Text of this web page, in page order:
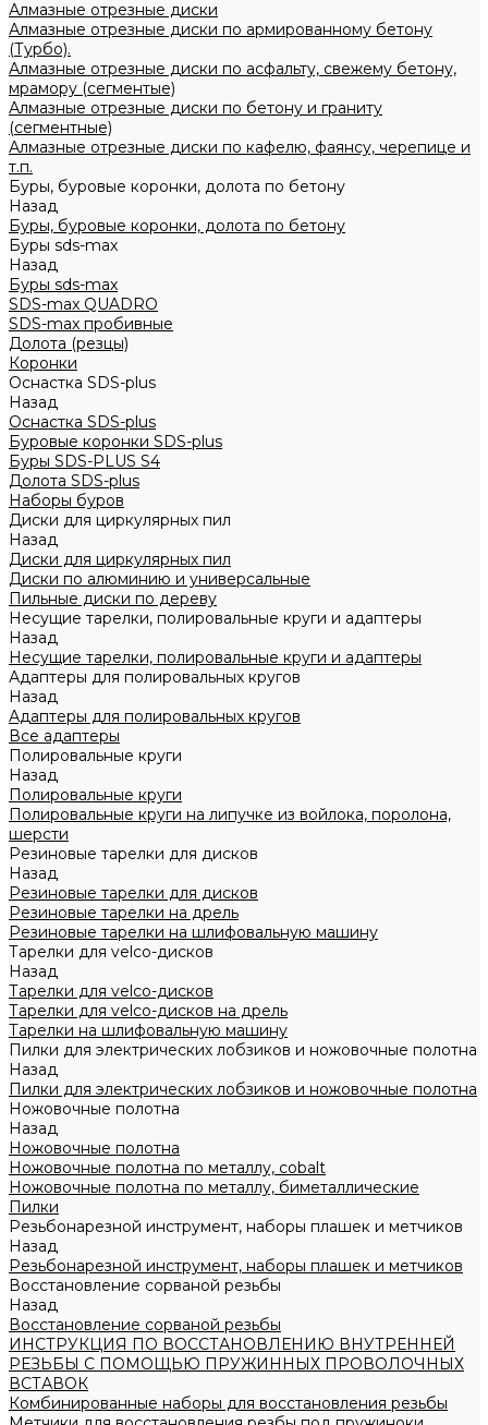
Алмазные отрезные диски
Алмазные отрезные диски по армированному бетону
(Турбо).
Алмазные отрезные диски по асфальту, свежему бетону,
мрамору (сегментые)
Алмазные отрезные диски по бетону и граниту
(сегментные)
Алмазные отрезные диски по кафелю, фаянсу, черепице и
т.п.
Буры, буровые коронки, долота по бетону
Назад
Буры, буровые коронки, долота по бетону
Буры sds-max
Назад
Буры sds-max
SDS-max QUADRO
SDS-max пробивные
Долота (резцы)
Коронки
Оснастка SDS-plus
Назад
Оснастка SDS-plus
Буровые коронки SDS-plus
Буры SDS-PLUS S4
Долота SDS-plus
Наборы буров
Диски для циркулярных пил
Назад
Диски для циркулярных пил
Диски по алюминию и универсальные
Пильные диски по дереву
Несущие тарелки, полировальные круги и адаптеры
Назад
Несущие тарелки, полировальные круги и адаптеры
Адаптеры для полировальных кругов
Назад
Адаптеры для полировальных кругов
Все адаптеры
Полировальные круги
Назад
Полировальные круги
Полировальные круги на липучке из войлока, поролона,
шерсти
Резиновые тарелки для дисков
Назад
Резиновые тарелки для дисков
Резиновые тарелки на дрель
Резиновые тарелки на шлифовальную машину
Тарелки для velco-дисков
Назад
Тарелки для velco-дисков
Тарелки для velco-дисков на дрель
Тарелки на шлифовальную машину
Пилки для электрических лобзиков и ножовочные полотна
Назад
Пилки для электрических лобзиков и ножовочные полотна
Ножовочные полотна
Назад
Ножовочные полотна
Ножовочные полотна по металлу, cobalt
Ножовочные полотна по металлу, биметаллические
Пилки
Резьбонарезной инструмент, наборы плашек и метчиков
Назад
Резьбонарезной инструмент, наборы плашек и метчиков
Восстановление сорваной резьбы
Назад
Восстановление сорваной резьбы
ИНСТРУКЦИЯ ПО ВОССТАНОВЛЕНИЮ ВНУТРЕННЕЙ
РЕЗЬБЫ С ПОМОЩЬЮ ПРУЖИННЫХ ПРОВОЛОЧНЫХ
ВСТАВОК
Комбинированные наборы для восстановления резьбы